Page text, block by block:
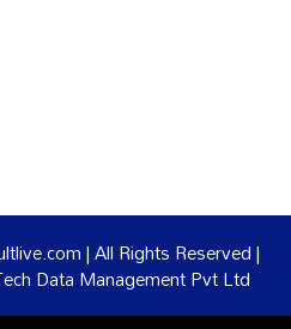
| All Rights Reserved |
Data Management Pvt Ltd